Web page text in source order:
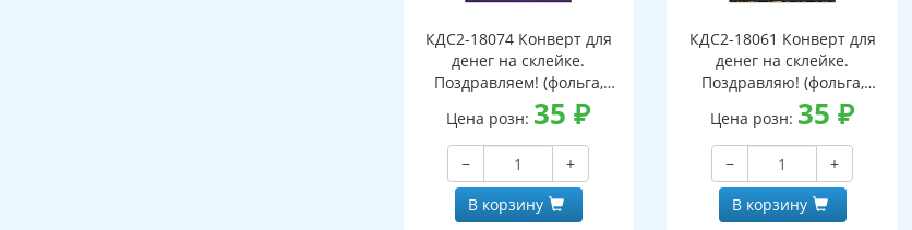
КДС2-18074 Конверт для
денег на склейке.
Поздравляем! (фольга,
мужской, однотонный)
Цена розн: 35₽
−
+
В корзину
КДС2-18061 Конверт для
денег на склейке.
Поздравляю! (фольга,
унисекс, однотонный,
узоры)
Цена розн: 35₽
−
+
В корзину